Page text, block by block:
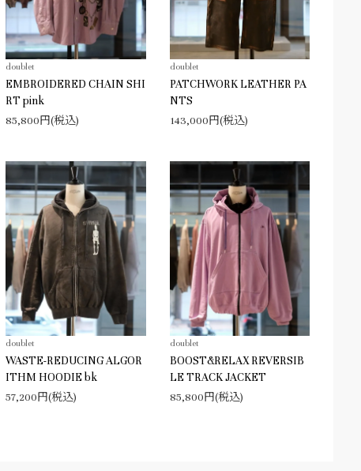
doublet
EMBROIDERED CHAIN SHI
RT pink
85,800円(税込)
doublet
PATCHWORK LEATHER PA
NTS
143,000円(税込)
doublet
WASTE-REDUCING ALGOR
ITHM HOODIE bk
57,200円(税込)
doublet
BOOST&RELAX REVERSIB
LE TRACK JACKET
85,800円(税込)